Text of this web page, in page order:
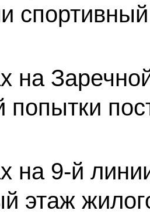
на
попытки
на 9-й
этаж